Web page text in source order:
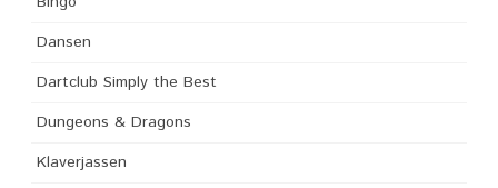
Dansen
Dartclub Simply the Best
Dungeons & Dragons
Klaverjassen